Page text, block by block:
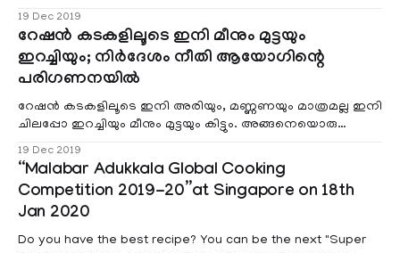
the best recipe? You can be the next “Super Chef” of
Malabar Adukkala Global Cooking Competition 2019-2020.
Share your recipe with us and get a chance to enter to
“Malabar Adukkala
19 Dec 2019
റേഷന്‍ കടകളിലൂടെ ഇനി മീനും മുട്ടയും
ഇറച്ചിയും; നിര്‍ദേശം നീതി ആയോഗിന്റെ
പരിഗണനയില്‍
റേഷന്‍ കടകളിലൂടെ ഇനി അരിയും, മണ്ണണയും മാത്രമല്ല ഇനി
ചിലപ്പോ ഇറച്ചിയും മീനും മുട്ടയും കിട്ടും. അങ്ങനെയൊരു
നിർദേശം നടപ്പാക്കാനുള്ള ആലോചനയിലാണ് നീതി ആയോ
19 Dec 2019
“Malabar Adukkala Global Cooking
Competition 2019-20”at Singapore on 18th
Jan 2020
Do you have the best recipe? You can be the next "Super